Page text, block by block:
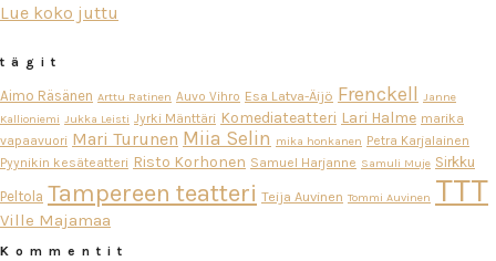
Lue koko juttu
tägit
Aimo Räsänen Arttu Ratinen Auvo Vihro Esa Latva-Äijö Frenckell
Janne
Kallioniemi
Jukka Leisti Jyrki Mänttäri Komediateatteri Lari Halme marika
vapaavuori Mari Turunen Miia Selin mika honkanen Petra Karjalainen
Pyynikin kesäteatteri Risto Korhonen Samuel Harjanne Samuli Muje Sirkku
Peltola Tampereen teatteri Teija Auvinen Tommi Auvinen TTT
Ville Majamaa
Kommentit